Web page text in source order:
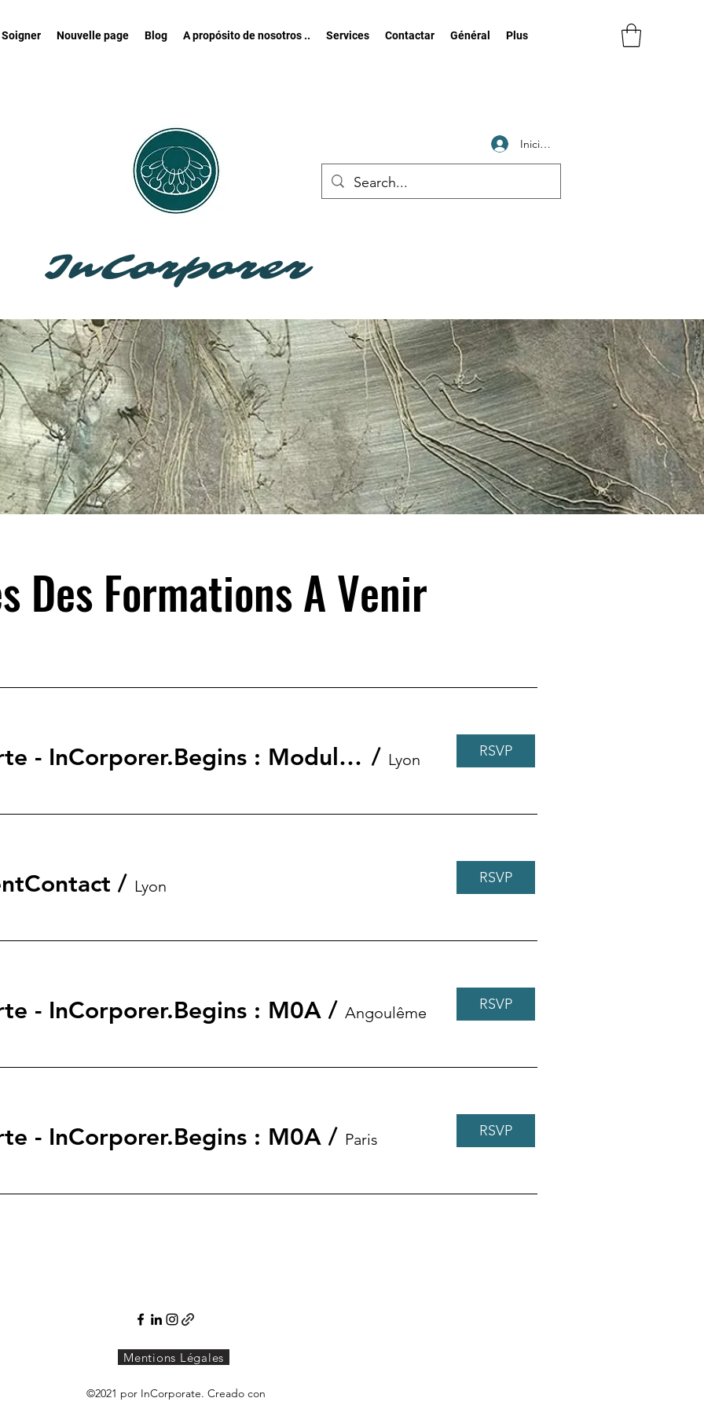
Soigner Nouvelle page Blog A propósito de nosotros .. Services Contactar Général Plus
Iniciar sesión
InCorporer
Des Formations A Venir
Atelier Découverte - InCorporer.Begins : Module 0A / Lyon RSVP
/ Lyon RSVP
- InCorporer.Begins : M0A / Angoulême RSVP
- InCorporer.Begins : M0A / Paris RSVP
Mentions Légales
©2021 por InCorporate. Creado con